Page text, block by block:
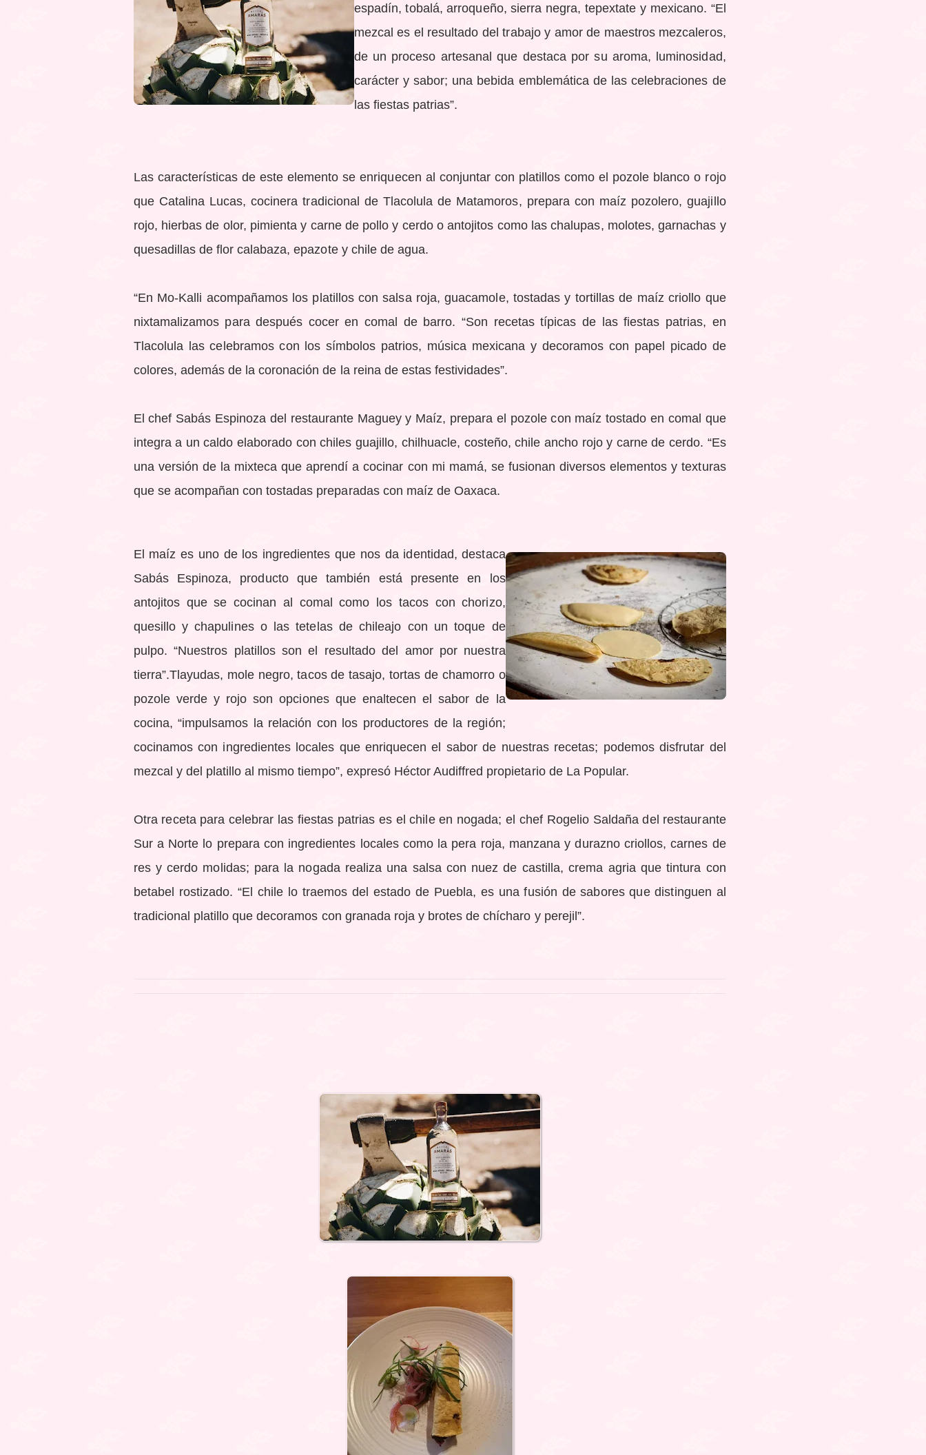
espadín, tobalá, arroqueño, sierra negra, tepextate y mexicano. “El
mezcal es el resultado del trabajo y amor de maestros mezcaleros,
de un proceso artesanal que destaca por su aroma, luminosidad,
carácter y sabor; una bebida emblemática de las celebraciones de
las fiestas patrias”.
Las características de este elemento se enriquecen al conjuntar con platillos como el pozole blanco o rojo
que Catalina Lucas, cocinera tradicional de Tlacolula de Matamoros, prepara con maíz pozolero, guajillo
rojo, hierbas de olor, pimienta y carne de pollo y cerdo o antojitos como las chalupas, molotes, garnachas y
quesadillas de flor calabaza, epazote y chile de agua.
“En Mo-Kalli acompañamos los platillos con salsa roja, guacamole, tostadas y tortillas de maíz criollo que
nixtamalizamos para después cocer en comal de barro. “Son recetas típicas de las fiestas patrias, en
Tlacolula las celebramos con los símbolos patrios, música mexicana y decoramos con papel picado de
colores, además de la coronación de la reina de estas festividades”.
El chef Sabás Espinoza del restaurante Maguey y Maíz, prepara el pozole con maíz tostado en comal que
integra a un caldo elaborado con chiles guajillo, chilhuacle, costeño, chile ancho rojo y carne de cerdo. “Es
una versión de la mixteca que aprendí a cocinar con mi mamá, se fusionan diversos elementos y texturas
que se acompañan con tostadas preparadas con maíz de Oaxaca.
El maíz es uno de los ingredientes que nos da identidad, destaca
Sabás Espinoza, producto que también está presente en los
antojitos que se cocinan al comal como los tacos con chorizo,
quesillo y chapulines o las tetelas de chileajo con un toque de
pulpo. “Nuestros platillos son el resultado del amor por nuestra
tierra”.Tlayudas, mole negro, tacos de tasajo, tortas de chamorro o
pozole verde y rojo son opciones que enaltecen el sabor de la
cocina, “impulsamos la relación con los productores de la región;
cocinamos con ingredientes locales que enriquecen el sabor de nuestras recetas; podemos disfrutar del
mezcal y del platillo al mismo tiempo”, expresó Héctor Audiffred propietario de La Popular.
Otra receta para celebrar las fiestas patrias es el chile en nogada; el chef Rogelio Saldaña del restaurante
Sur a Norte lo prepara con ingredientes locales como la pera roja, manzana y durazno criollos, carnes de
res y cerdo molidas; para la nogada realiza una salsa con nuez de castilla, crema agria que tintura con
betabel rostizado. “El chile lo traemos del estado de Puebla, es una fusión de sabores que distinguen al
tradicional platillo que decoramos con granada roja y brotes de chícharo y perejil”.